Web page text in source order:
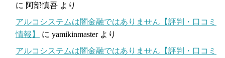
に 阿部慎吾 より
アルコシステムは闇金融ではありません【評判・口コミ
情報】
に yamikinmasterより
アルコシステムは闇金融ではありません【評判・口コミ